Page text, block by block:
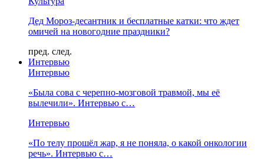
Дед Мороз-десантник и бесплатные катки: что ждет
омичей на новогодние праздники?
пред. след.
Интервью
Интервью
«Была сова с черепно-мозговой травмой, мы её
вылечили». Интервью с…
Интервью
«По телу прошёл жар, я не поняла, о какой онкологии
речь». Интервью с…